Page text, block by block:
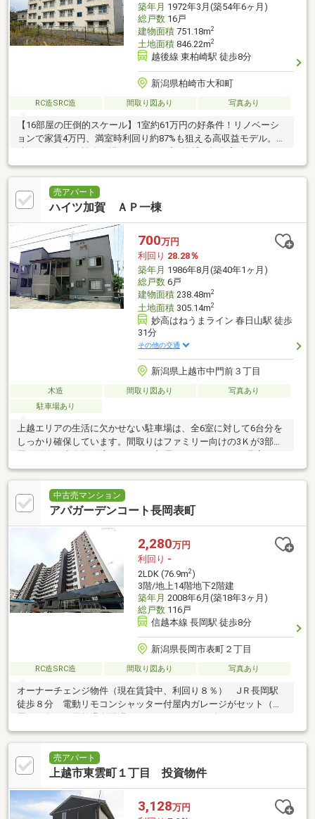
築年月 1972年3月(築54年6ヶ月)
総戸数16戸
建物面積751.18m2
土地面積846.22m2
越後線 東柏崎駅 徒歩8分
新潟県柏崎市大和町
RC造SRC造 間取り図あり 写真あり
【16部屋の圧倒的スケール】1室約61万円の好条件！リノベーシ
ョンで家賃4万円、満室時利回り約87%も狙える高収益モデル。柏
売アパート
ハイツ加賀 ＡＰ一棟
700万円
利回り 28.28％
築年月 1986年8月(築40年1ヶ月)
総戸数6戸
建物面積238.48m2
土地面積305.14m2
妙高はねうまライン 春日山駅 徒歩
31分
その他の交通
新潟県上越市中門前３丁目
木造 間取り図あり
写真あり
駐車場あり
上越エリアの生活に欠かせない駐車場は、全6室に対して6台分を
しっかり確保しています。間取りはファミリー向けの3Ｋが3部
幅広いニーズに応えられ
中古売マンション
アパガーデンコート長岡表町
2,280万円
利回り -
2LDK (76.9m2)
3階/地上14階地下2階建
築年月 2008年6月(築18年3ヶ月)
総戸数116戸
信越本線 長岡駅 徒歩8分
新潟県長岡市表町２丁目
RC造SRC造 間取り図あり 写真あり
オーナーチェンジ物件（現在賃貸中、利回り８％） JＲ長岡駅
徒歩８分 電動リモコンシャッター付屋内ガレージがセット（付
売アパート
上越市東雲町１丁目 投資物件
3,128万円